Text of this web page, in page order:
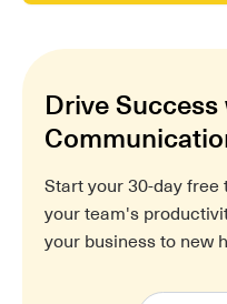
Drive
Start your 30-day free
your team's
your business to new